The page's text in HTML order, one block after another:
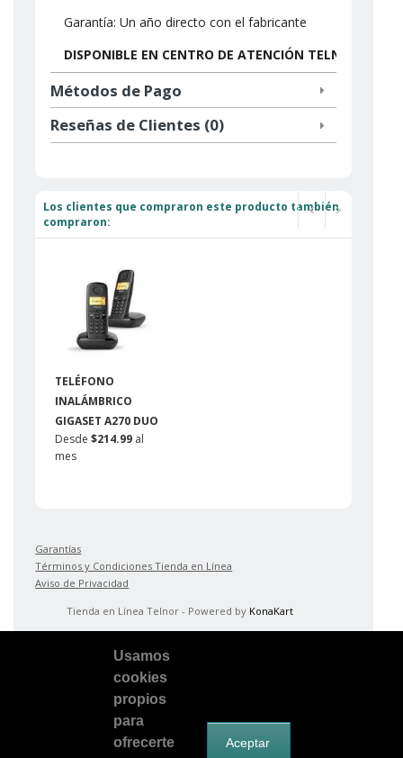
Garantía: Un año directo con el fabricante
DISPONIBLE EN CENTRO DE ATENCIÓN TELNOR
Métodos de Pago
Reseñas de Clientes (0)
Los clientes que compraron este producto también
compraron:
TELÉFONO
INALÁMBRICO
GIGASET A270 DUO
Desde $214.99al
mes
Garantías
Términos y Condiciones Tienda en Línea
Aviso de Privacidad
Tienda en Línea Telnor - Powered by KonaKart
Usamos
cookies
propios
para
ofrecerte
Aceptar